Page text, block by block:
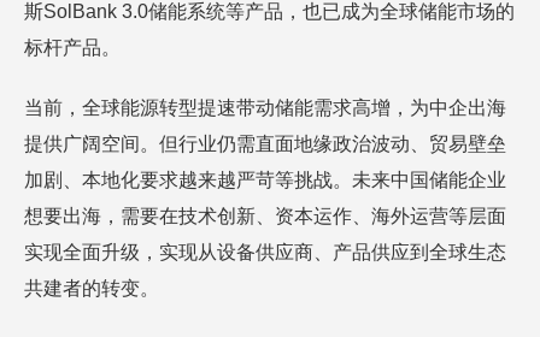
斯SolBank 3.0储能系统等产品，也已成为全球储能市场的
标杆产品。
当前，全球能源转型提速带动储能需求高增，为中企出海
提供广阔空间。但行业仍需直面地缘政治波动、贸易壁垒
加剧、本地化要求越来越严苛等挑战。未来中国储能企业
想要出海，需要在技术创新、资本运作、海外运营等层面
实现全面升级，实现从设备供应商、产品供应到全球生态
共建者的转变。